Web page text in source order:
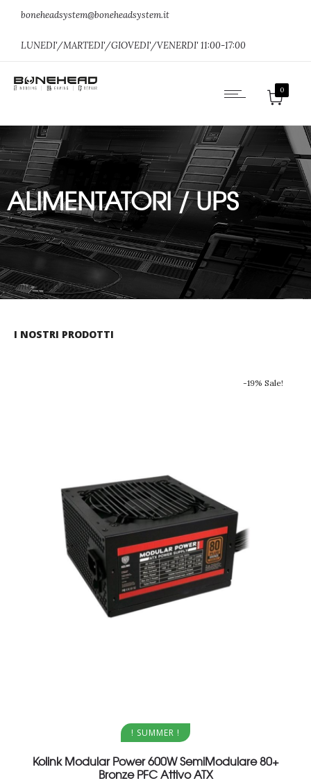
boneheadsystem@boneheadsystem.it
LUNEDI'/MARTEDI'/GIOVEDI'/VENERDI' 11:00-17:00
0
ALIMENTATORI / UPS
Home»ALIMENTATORI / UPS
I NOSTRI PRODOTTI
-19% Sale!
Aggiungi al carrello
! SUMMER !
Kolink Modular Power 600W SemiModulare 80+
Bronze PFC Attivo ATX